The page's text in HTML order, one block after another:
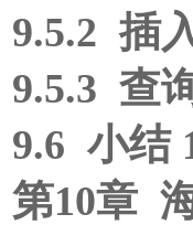
9.5.2 插
9.5.3 查
9.6 小结
第10章